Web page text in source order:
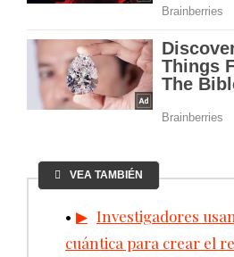
VEA TAMBIÉN
Investigadores
cuántica para crear el